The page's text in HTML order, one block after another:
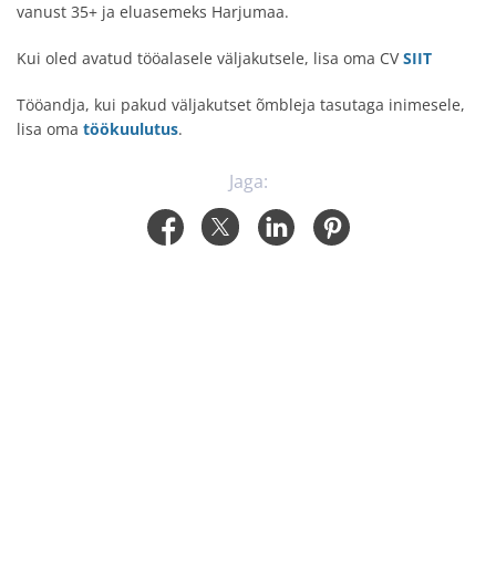
vanust 35+ ja eluasemeks Harjumaa.
Kui oled avatud tööalasele väljakutsele, lisa oma CVSIIT
Tööandja, kui pakud väljakutset õmbleja tasutaga inimesele,
lisa oma töökuulutus.
Jaga: